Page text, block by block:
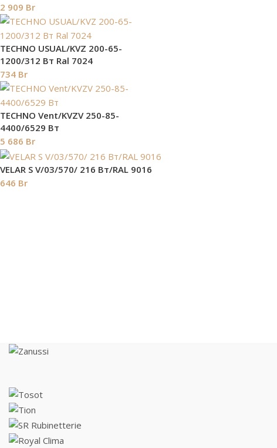
2 909 Br
TECHNO USUAL/KVZ 200-65-
1200/312 Вт Ral 7024
734 Br
TECHNO Vent/KVZV 250-85-
4400/6529 Вт
5 686 Br
VELAR S V/03/570/ 216 Bт/RAL 9016
646 Br